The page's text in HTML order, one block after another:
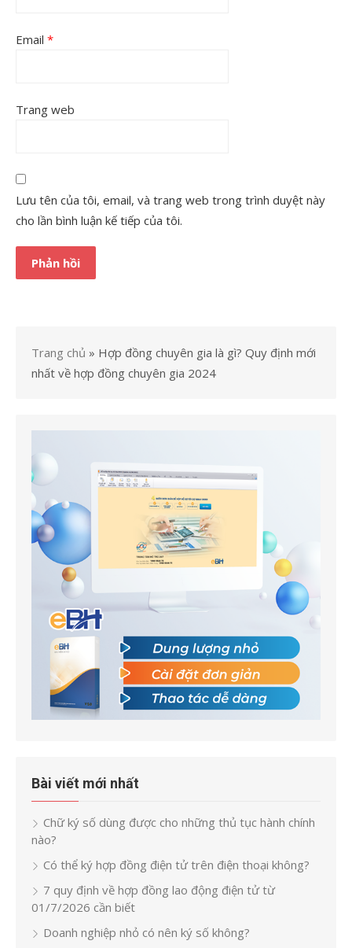
Email *
Trang web
Lưu tên của tôi, email, và trang web trong trình duyệt này
cho lần bình luận kế tiếp của tôi.
Trang chủ » Hợp đồng chuyên gia là gì? Quy định mới
nhất về hợp đồng chuyên gia 2024
Bài viết mới nhất
Chữ ký số dùng được cho những thủ tục hành chính
nào?
Có thể ký hợp đồng điện tử trên điện thoại không?
7 quy định về hợp đồng lao động điện tử từ
01/7/2026 cần biết
Doanh nghiệp nhỏ có nên ký số không?